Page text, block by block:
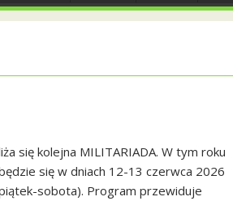
się kolejna MILITARIADA. W tym roku
się w dniach 12-13 czerwca 2026
sobota). Program przewiduje